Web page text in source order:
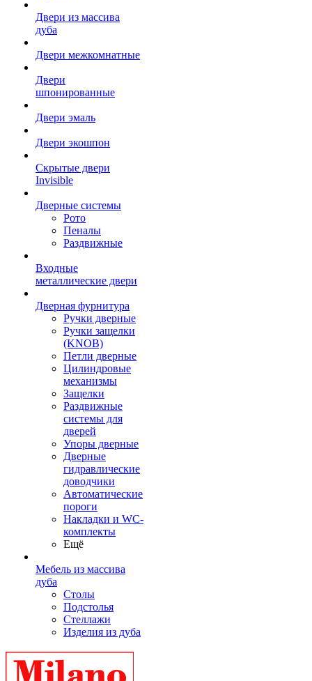
Двери из массива
дуба
Двери межкомнатные
Двери
шпонированные
Двери эмаль
Двери экошпон
Скрытые двери
Invisible
Дверные системы
Рото
Пеналы
Раздвижные
Входные
металлические двери
Дверная фурнитура
Ручки дверные
Ручки защелки
(KNOB)
Петли дверные
Цилиндровые
механизмы
Защелки
Раздвижные
системы для
дверей
Упоры дверные
Дверные
гидравлические
доводчики
Автоматические
пороги
Накладки и WC-
комплекты
Ещё
Мебель из массива
дуба
Столы
Подстолья
Стеллажи
Изделия из дуба